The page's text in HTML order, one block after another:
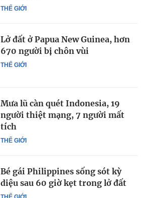
THẾ GIỚI
THẾ GIỚI
Lở đất ở Papua New Guinea, hơn
670 người bị chôn vùi
THẾ GIỚI
Mưa lũ càn quét Indonesia, 19
người thiệt mạng, 7 người mất
tích
Bé gái Philippines sống sót kỳ
diệu sau 60 giờ kẹt trong lở đất